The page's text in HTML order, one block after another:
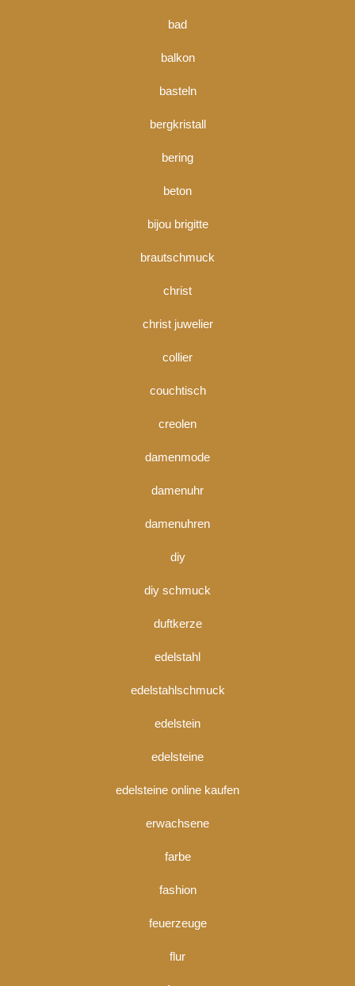
bad
balkon
basteln
bergkristall
bering
beton
bijou brigitte
brautschmuck
christ
christ juwelier
collier
couchtisch
creolen
damenmode
damenuhr
damenuhren
diy
diy schmuck
duftkerze
edelstahl
edelstahlschmuck
edelstein
edelsteine
edelsteine online kaufen
erwachsene
farbe
fashion
feuerzeuge
flur